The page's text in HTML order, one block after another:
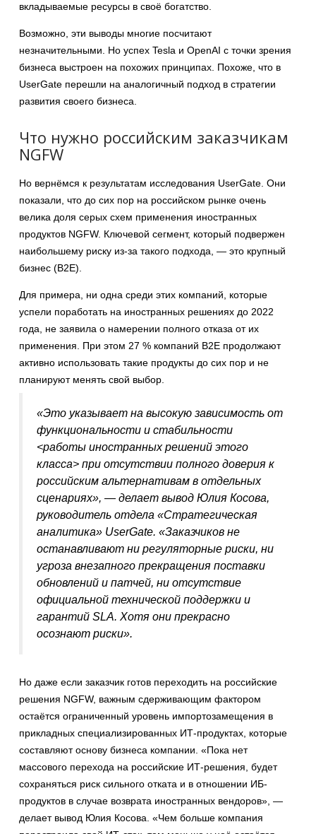
вкладываемые ресурсы в своё богатство.
Возможно, эти выводы многие посчитают
незначительными. Но успех Tesla и OpenAI с точки зрения
бизнеса выстроен на похожих принципах. Похоже, что в
UserGate перешли на аналогичный подход в стратегии
развития своего бизнеса.
Что нужно российским заказчикам
NGFW
Но вернёмся к результатам исследования UserGate. Они
показали, что до сих пор на российском рынке очень
велика доля серых схем применения иностранных
продуктов NGFW. Ключевой сегмент, который подвержен
наибольшему риску из-за такого подхода, — это крупный
бизнес (B2E).
Для примера, ни одна среди этих компаний, которые
успели поработать на иностранных решениях до 2022
года, не заявила о намерении полного отказа от их
применения. При этом 27 % компаний B2E продолжают
активно использовать такие продукты до сих пор и не
планируют менять свой выбор.
«Это указывает на высокую зависимость от
функциональности и стабильности
<работы иностранных решений этого
класса> при отсутствии полного доверия к
российским альтернативам в отдельных
сценариях», — делает вывод Юлия Косова,
руководитель отдела «Стратегическая
аналитика» UserGate. «Заказчиков не
останавливают ни регуляторные риски, ни
угроза внезапного прекращения поставки
обновлений и патчей, ни отсутствие
официальной технической поддержки и
гарантий SLA. Хотя они прекрасно
осознают риски».
Но даже если заказчик готов переходить на российские
решения NGFW, важным сдерживающим фактором
остаётся ограниченный уровень импортозамещения в
прикладных специализированных ИТ-продуктах, которые
составляют основу бизнеса компании. «Пока нет
массового перехода на российские ИТ-решения, будет
сохраняться риск сильного отката и в отношении ИБ-
продуктов в случае возврата иностранных вендоров», —
делает вывод Юлия Косова. «Чем больше компания